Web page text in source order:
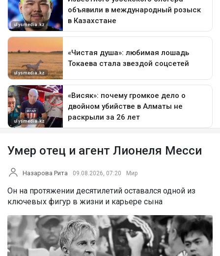
Умер отец и агент Лионеля Месси
Назарова Рита 09.08.2026, 07:20 Мир
Он на протяжении десятилетий оставался одной из
ключевых фигур в жизни и карьере сына